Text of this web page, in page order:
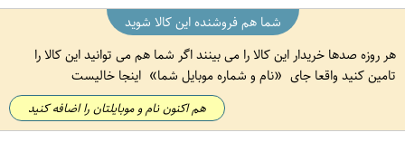
شما هم فروشنده این کالا شوید
هر روزه صدها خریدار این کالا را می بینند اگر شما هم می توانید این کالا را
تامین کنید واقعا جای
نام و شماره موبایل شما اینجا خالیست
هم اکنون نام و موبایلتان را اضافه کنید